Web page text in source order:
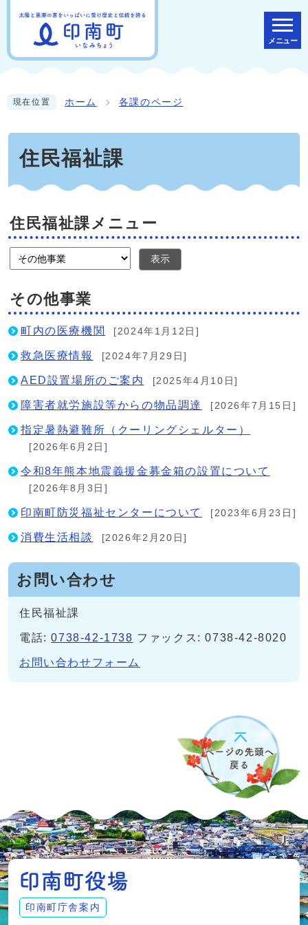
メニュー
現在位置 ホーム 各課のページ
住民福祉課
住民福祉課メニュー
表示
その他事業
町内の医療機関 [2024年1月12日]
救急医療情報 [2024年7月29日]
AED設置場所のご案内 [2025年4月10日]
障害者就労施設等からの物品調達 [2026年7月15日]
指定暑熱避難所（クーリングシェルター）
[2026年6月2日]
令和8年熊本地震義援金募金箱の設置について
[2026年8月3日]
印南町防災福祉センターについて [2023年6月23日]
消費生活相談 [2026年2月20日]
お問い合わせ
住民福祉課
電話:0738-42-1738 ファックス: 0738-42-8020
お問い合わせフォーム
印南町庁舎案内